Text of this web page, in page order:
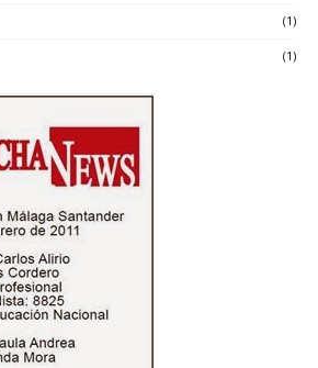
(1)
(1)